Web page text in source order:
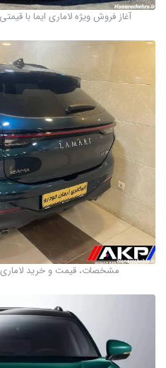
آغاز فروش ویژه لاماری ایما با قیمتی
مشخصات، قیمت و خرید لاماری